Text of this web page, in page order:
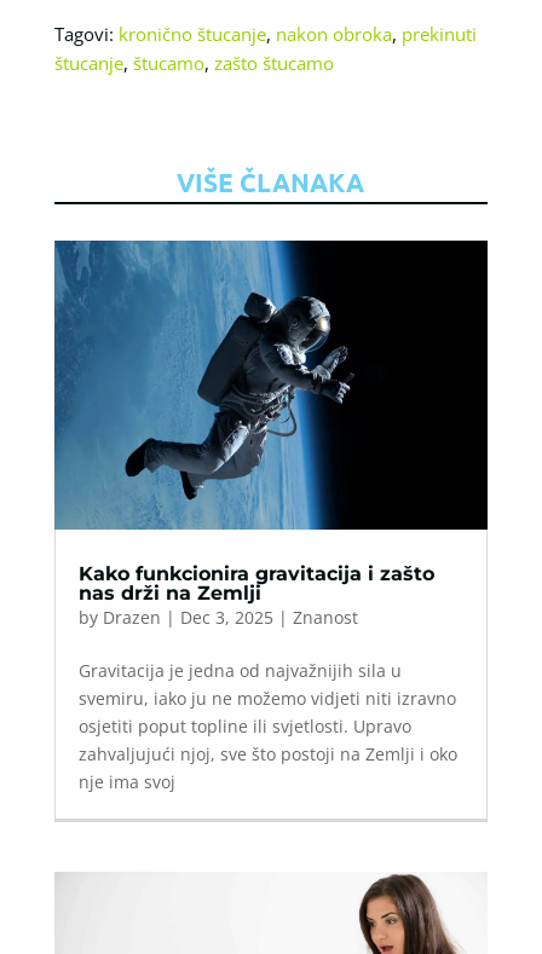
Tagovi: kronično štucanje, nakon obroka, prekinuti
štucanje, štucamo, zašto štucamo
VIŠE ČLANAKA
Kako funkcionira gravitacija i zašto
nas drži na Zemlji
by Drazen | Dec 3, 2025| Znanost
Gravitacija je jedna od najvažnijih sila u
svemiru, iako ju ne možemo vidjeti niti izravno
osjetiti poput topline ili svjetlosti. Upravo
zahvaljujući njoj, sve što postoji na Zemlji i oko
nje ima svoj